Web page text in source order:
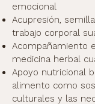
emocional
Acupresión,
trabajo corporal
Acompañamiento
medicina herbal
Apoyo nutricional
alimento como
culturales y las